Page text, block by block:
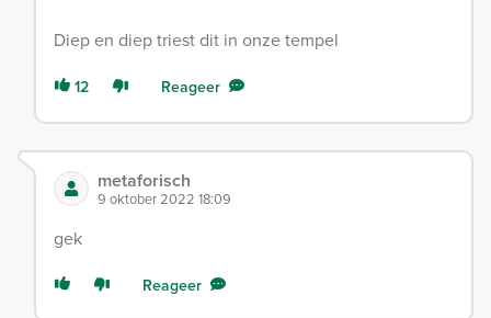
Diep en diep triest dit in onze tempel
12 Reageer
metaforisch
9 oktober 2022 18:09
gek
Reageer